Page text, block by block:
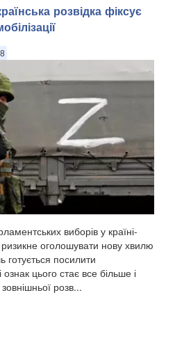
розвідка фіксує
виборів у країні-
оголошувати нову хвилю
готується посилити
ознак цього стає все більше і
розв...